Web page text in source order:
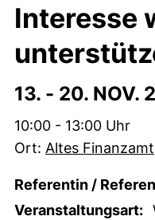
Interesse
13. - 20. NOV.
Zeit:
10:00 - 13:00 Uhr
Ort: Altes Finanzamt
Referentin /
Veranstaltungsart: